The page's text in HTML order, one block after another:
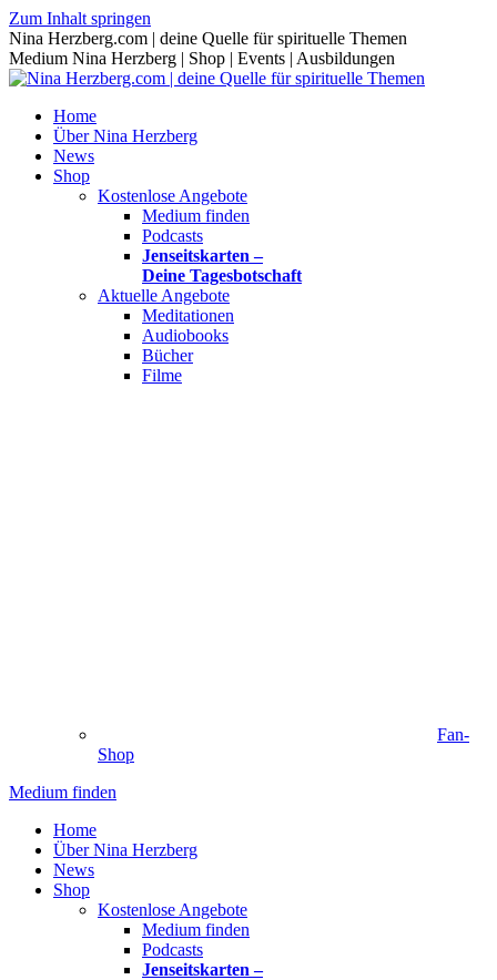
Zum Inhalt springen
Nina Herzberg.com | deine Quelle für spirituelle Themen
Medium Nina Herzberg | Shop | Events | Ausbildungen
Home
Über Nina Herzberg
News
Shop
Kostenlose Angebote
Medium finden
Podcasts
Jenseitskarten –
Deine Tagesbotschaft
Aktuelle Angebote
Meditationen
Audiobooks
Bücher
Filme
Fan-
Shop
Medium finden
Home
Über Nina Herzberg
News
Shop
Kostenlose Angebote
Medium finden
Podcasts
Jenseitskarten –